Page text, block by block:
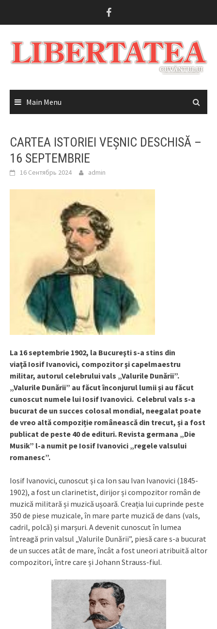
Main Menu
CARTEA ISTORIEI VEȘNIC DESCHISĂ –
16 SEPTEMBRIE
16 Сентябрь 2024 admin
La 16 septembrie 1902, la Bucureşti s-a stins din
viaţă Iosif Ivanovici, compozitor şi capelmaestru
militar, autorul celebrului vals „Valurile Dunării”.
„Valurile Dunării” au făcut înconjurul lumii și au făcut
cunoscut numele lui Iosif Ivanovici. Celebrul vals s-a
bucurat de un succes colosal mondial, neegalat poate
de vreo altă compoziție românească din trecut, și a fost
publicat de peste 40 de edituri. Revista germana „Die
Musik” l-a numit pe Iosif Ivanovici „regele valsului
romanesc”.
Iosif Ivanovici, cunoscut și ca Ion sau Ivan Ivanovici (1845-
1902), a fost un clarinetist, dirijor și compozitor român de
muzică militară și muzică ușoară. Creația lui cuprinde peste
350 de piese muzicale, în mare parte muzică de dans (vals,
cadril, polcă) și marșuri. A devenit cunoscut în lumea
întreagă prin valsul „Valurile Dunării”, piesă care s-a bucurat
de un succes atât de mare, încât a fost uneori atribuită altor
compozitori, între care și Johann Strauss-fiul.